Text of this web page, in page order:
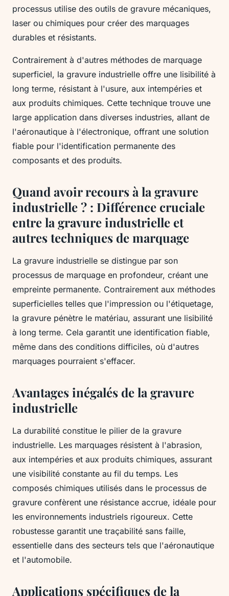
processus utilise des outils de gravure mécaniques,
laser ou chimiques pour créer des marquages
durables et résistants.
Contrairement à d'autres méthodes de marquage
superficiel, la gravure industrielle offre une lisibilité à
long terme, résistant à l'usure, aux intempéries et
aux produits chimiques. Cette technique trouve une
large application dans diverses industries, allant de
l'aéronautique à l'électronique, offrant une solution
fiable pour l'identification permanente des
composants et des produits.
Quand avoir recours à la gravure
industrielle ? : Différence cruciale
entre la gravure industrielle et
autres techniques de marquage
La gravure industrielle se distingue par son
processus de marquage en profondeur, créant une
empreinte permanente. Contrairement aux méthodes
superficielles telles que l'impression ou l'étiquetage,
la gravure pénètre le matériau, assurant une lisibilité
à long terme. Cela garantit une identification fiable,
même dans des conditions difficiles, où d'autres
marquages pourraient s'effacer.
Avantages inégalés de la gravure
industrielle
La durabilité constitue le pilier de la gravure
industrielle. Les marquages résistent à l'abrasion,
aux intempéries et aux produits chimiques, assurant
une visibilité constante au fil du temps. Les
composés chimiques utilisés dans le processus de
gravure confèrent une résistance accrue, idéale pour
les environnements industriels rigoureux. Cette
robustesse garantit une traçabilité sans faille,
essentielle dans des secteurs tels que l'aéronautique
et l'automobile.
Applications spécifiques de la